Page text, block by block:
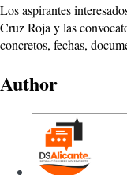
Los aspirantes
Cruz Roja y las
concretos, fechas,
Author